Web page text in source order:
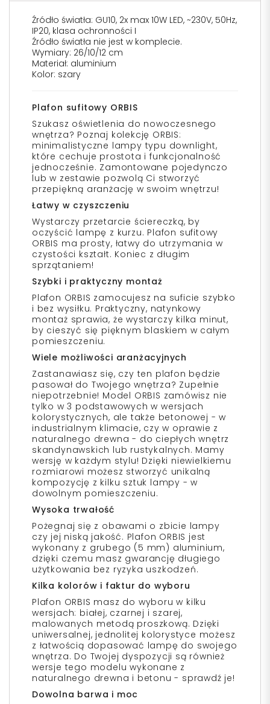
Źródło światła: GU10, 2x max 10W LED, ~230V, 50Hz,
IP20, klasa ochronności I
Źródło światła nie jest w komplecie.
Wymiary: 26/10/12 cm
Materiał: aluminium
Kolor: szary
Plafon sufitowy ORBIS
Szukasz oświetlenia do nowoczesnego
wnętrza? Poznaj kolekcję ORBIS:
minimalistyczne lampy typu downlight,
które cechuje prostota i funkcjonalność
jednocześnie. Zamontowane pojedynczo
lub w zestawie pozwolą Ci stworzyć
przepiękną aranżację w swoim wnętrzu!
Łatwy w czyszczeniu
Wystarczy przetarcie ściereczką, by
oczyścić lampę z kurzu. Plafon sufitowy
ORBIS ma prosty, łatwy do utrzymania w
czystości kształt. Koniec z długim
sprzątaniem!
Szybki i praktyczny montaż
Plafon ORBIS zamocujesz na suficie szybko
i bez wysiłku. Praktyczny, natynkowy
montaż sprawia, że wystarczy kilka minut,
by cieszyć się pięknym blaskiem w całym
pomieszczeniu.
Wiele możliwości aranżacyjnych
Zastanawiasz się, czy ten plafon będzie
pasował do Twojego wnętrza? Zupełnie
niepotrzebnie! Model ORBIS zamówisz nie
tylko w 3 podstawowych w wersjach
kolorystycznych, ale także betonowej - w
industrialnym klimacie, czy w oprawie z
naturalnego drewna - do ciepłych wnętrz
skandynawskich lub rustykalnych. Mamy
wersję w każdym stylu! Dzięki niewielkiemu
rozmiarowi możesz stworzyć unikalną
kompozycję z kilku sztuk lampy - w
dowolnym pomieszczeniu.
Wysoka trwałość
Pożegnaj się z obawami o zbicie lampy
czy jej niską jakość. Plafon ORBIS jest
wykonany z grubego (5 mm) aluminium,
dzięki czemu masz gwarancję długiego
użytkowania bez ryzyka uszkodzeń.
Kilka kolorów i faktur do wyboru
Plafon ORBIS masz do wyboru w kilku
wersjach: białej, czarnej i szarej,
malowanych metodą proszkową. Dzięki
uniwersalnej, jednolitej kolorystyce możesz
z łatwością dopasować lampę do swojego
wnętrza. Do Twojej dyspozycji są również
wersje tego modelu wykonane z
naturalnego drewna i betonu - sprawdź je!
Dowolna barwa i moc